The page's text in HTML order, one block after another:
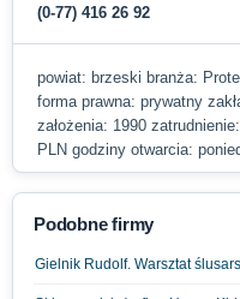
(0-77) 416 26 92
powiat: brzeski branża:
forma prawna: prywatny
założenia: 1990
PLN godziny otwarcia:
Podobne firmy
Gielnik Rudolf. Warsztat